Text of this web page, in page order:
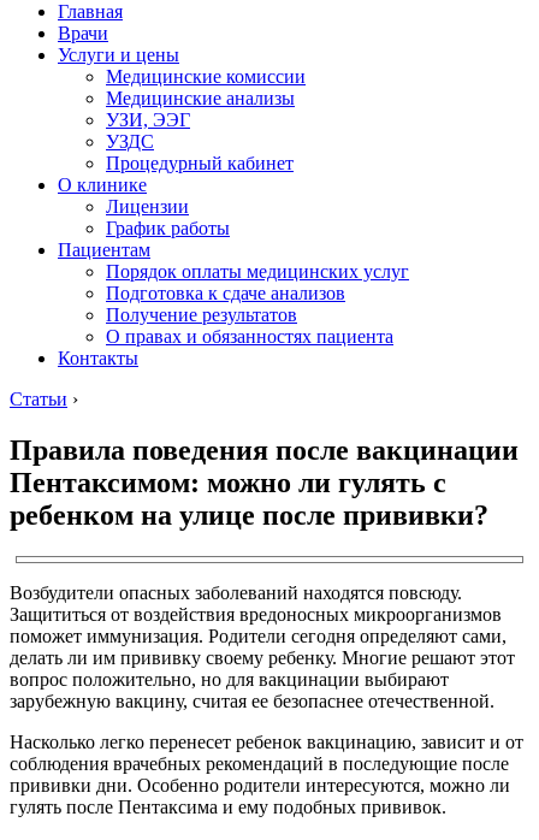
Главная
Врачи
Услуги и цены
Медицинские комиссии
Медицинские анализы
УЗИ, ЭЭГ
УЗДС
Процедурный кабинет
О клинике
Лицензии
График работы
Пациентам
Порядок оплаты медицинских услуг
Подготовка к сдаче анализов
Получение результатов
О правах и обязанностях пациента
Контакты
Статьи ›
Правила поведения после вакцинации
Пентаксимом: можно ли гулять с
ребенком на улице после прививки?
Возбудители опасных заболеваний находятся повсюду.
Защититься от воздействия вредоносных микроорганизмов
поможет иммунизация. Родители сегодня определяют сами,
делать ли им прививку своему ребенку. Многие решают этот
вопрос положительно, но для вакцинации выбирают
зарубежную вакцину, считая ее безопаснее отечественной.
Насколько легко перенесет ребенок вакцинацию, зависит и от
соблюдения врачебных рекомендаций в последующие после
прививки дни. Особенно родители интересуются, можно ли
гулять после Пентаксима и ему подобных прививок.